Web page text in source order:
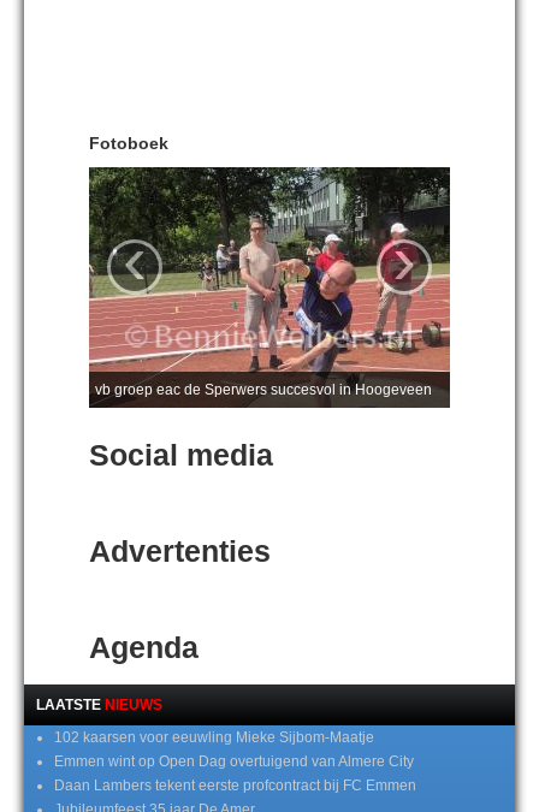
Fotoboek
vb groep eac de Sperwers succesvol in Hoogeveen
‹ ›
Social media
Advertenties
Agenda
LAATSTE NIEUWS
102 kaarsen voor eeuwling Mieke Sijbom-Maatje
Emmen wint op Open Dag overtuigend van Almere City
Daan Lambers tekent eerste profcontract bij FC Emmen